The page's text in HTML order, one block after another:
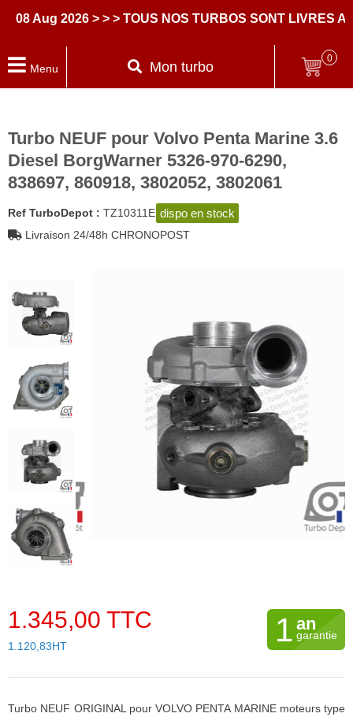
Aug 2026 > > > TOUS NOS TURBOS SONT LIVRES
Menu Mon turbo
0
Turbo NEUF pour Volvo Penta Marine 3.6
Diesel BorgWarner 5326-970-6290,
838697, 860918, 3802052, 3802061
Ref TurboDepot : TZ10311E dispo en stock
Livraison 24/48h CHRONOPOST
1.345,00 TTC
1.120,83HT 1 an
garantie
Turbo NEUF ORIGINAL pour VOLVO PENTA MARINE moteurs type